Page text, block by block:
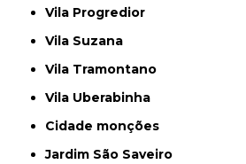
Vila Progredior
Vila Suzana
Vila Tramontano
Vila Uberabinha
cidade monções
jardim São Saveiro